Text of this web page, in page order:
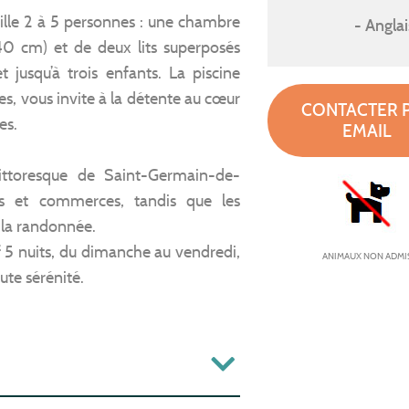
2 à 5 personnes : une chambre
cm) et de deux lits superposés
trois enfants. La piscine
vous invite à la détente au cœur
de Saint-Germain-de-
et commerces, tandis que les
randonnée.
nuits, du dimanche au vendredi,
sérénité.
CONTACTER
EMAIL
ANIMAUX NON